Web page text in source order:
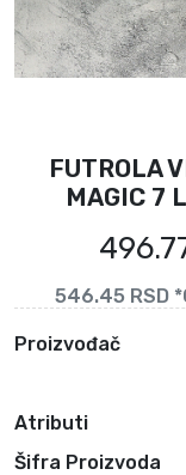
FUTROLA
MAGIC 7
546.45 RSD
Proizvođač
Atributi
Šifra Proizvoda